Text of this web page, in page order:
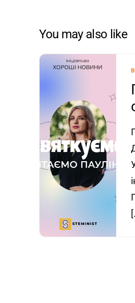
You may also like